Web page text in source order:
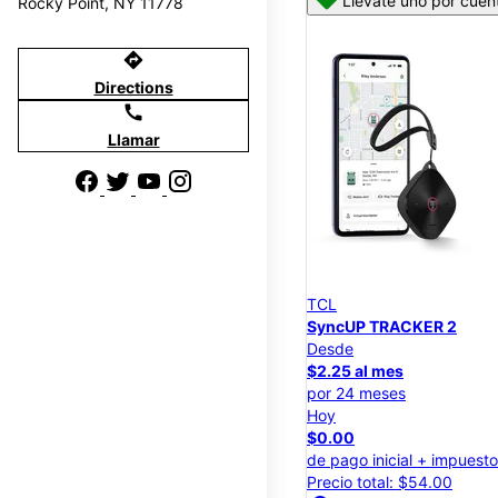
directions
Directions
call
Llamar
TCL
SyncUP TRACKER 2
Desde
$2.25 al mes
por 24 meses
Hoy
$0.00
de pago inicial +
Precio total: $54.00